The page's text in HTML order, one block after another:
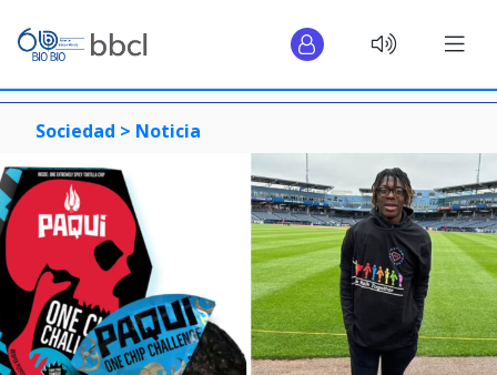
Sociedad > Noticia